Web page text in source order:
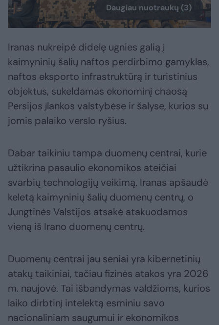
Daugiau nuotraukų (3)
Iranas nukreipė didelę ugnies galią į
kaimyninių šalių naftos perdirbimo gamyklas,
naftos eksporto infrastruktūrą ir turistinius
objektus, sukeldamas ekonominį chaosą
Persijos įlankos valstybėse ir šalyse, kurios su
jomis palaiko verslo ryšius.
Dabar taikiniu tampa duomenų centrai, kurie
užtikrina pasaulio ekonomikos ateičiai
svarbių technologijų veikimą. Iranas apšaudė
keletą kaimyninių šalių duomenų centrų, o
Jungtinės Valstijos atsakė atakuodamos
vieną iš Irano duomenų centrų.
Duomenų centrai jau seniai yra kibernetinių
atakų taikiniai, tačiau fizinės atakos yra 2026
m. naujovė. Tai išbandymas valdžioms, kurios
laiko dirbtinį intelektą esminiu savo
nacionaliniam saugumui ir ekonomikos